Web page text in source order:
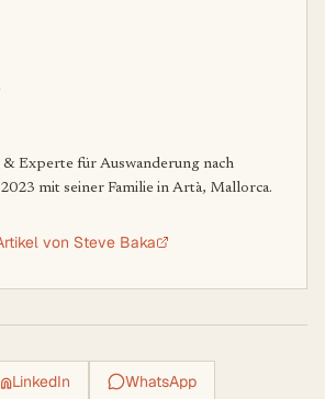
Experte für Auswanderung nach
mit seiner Familie in Artà, Mallorca.
von Steve Baka
LinkedIn WhatsApp